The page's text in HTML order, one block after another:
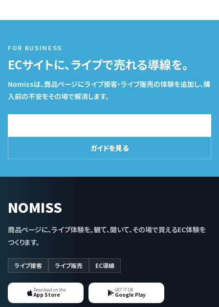
FOR BUSINESS
ECサイトに、ライブで売れる導線を。
Nomissは、商品ページにライブ接客・ライブ販売の体験を追加し、購
入前の不安をその場で解消します。
ガイドを見る
NOMISS
商品ページに、ライブ体験を。観て、聞いて、その場で買えるEC体験を
つくります。
ライブ接客 ライブ販売 EC導線
Download on the
App Store
GET IT ON
Google Play